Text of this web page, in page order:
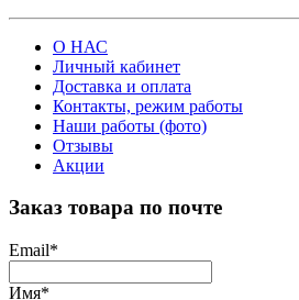
О НАС
Личный кабинет
Доставка и оплата
Контакты, режим работы
Наши работы (фото)
Отзывы
Акции
Заказ товара по почте
Email*
Имя*